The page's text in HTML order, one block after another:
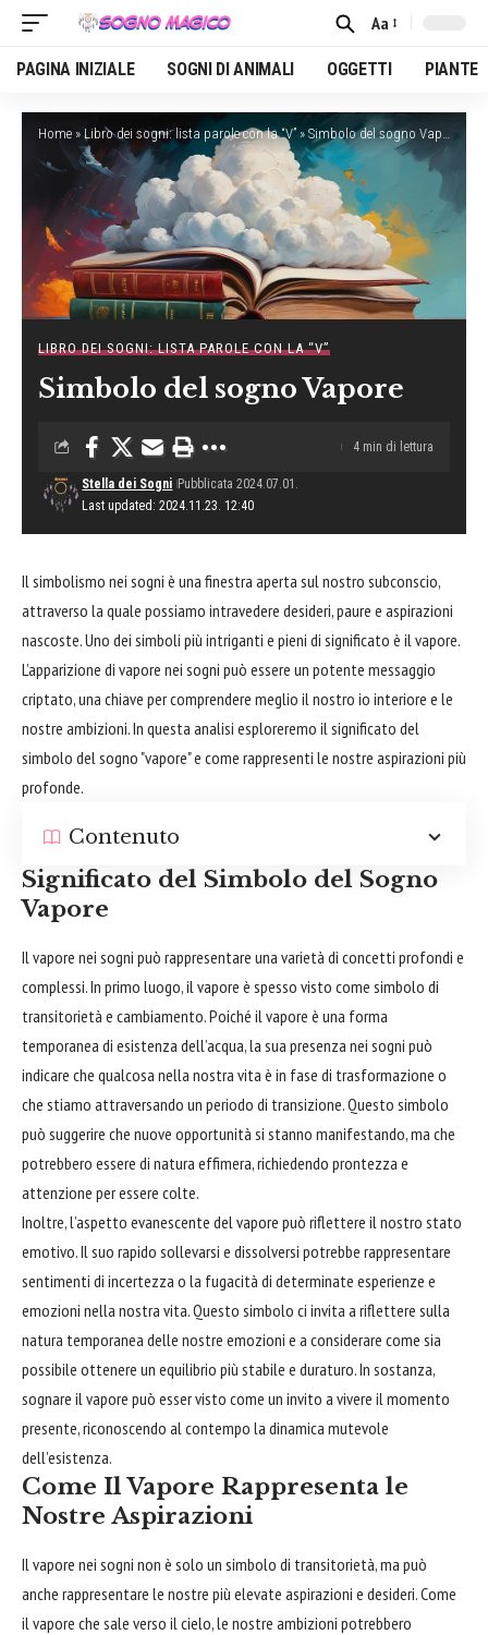
Font
Resizer
Aa
PAGINA INIZIALE SOGNI DI ANIMALI OGGETTI PIANTE
Home » Libro dei sogni: lista parole con la “V”» Simbolo del sogno Vapore
LIBRO DEI SOGNI: LISTA PAROLE CON LA “V”
Simbolo del sogno Vapore
Last updated: 2024.11.23. 12:40
Stella dei Sogni Pubblicata 2024.07.01.
4 min di lettura
Il simbolismo nei sogni è una finestra aperta sul nostro subconscio,
attraverso la quale possiamo intravedere desideri, paure e aspirazioni
nascoste. Uno dei simboli più intriganti e pieni di significato è il vapore.
L’apparizione di vapore nei sogni può essere un potente messaggio
criptato, una chiave per comprendere meglio il nostro io interiore e le
nostre ambizioni. In questa analisi esploreremo il significato del
simbolo del sogno "vapore" e come rappresenti le nostre aspirazioni più
profonde.
Contenuto
Significato del Simbolo del Sogno
Vapore
Il vapore nei sogni può rappresentare una varietà di concetti profondi e
complessi. In primo luogo, il vapore è spesso visto come simbolo di
transitorietà e cambiamento. Poiché il vapore è una forma
temporanea di esistenza dell’acqua, la sua presenza nei sogni può
indicare che qualcosa nella nostra vita è in fase di trasformazione o
che stiamo attraversando un periodo di transizione. Questo simbolo
può suggerire che nuove opportunità si stanno manifestando, ma che
potrebbero essere di natura effimera, richiedendo prontezza e
attenzione per essere colte.
Inoltre, l’aspetto evanescente del vapore può riflettere il nostro stato
emotivo. Il suo rapido sollevarsi e dissolversi potrebbe rappresentare
sentimenti di incertezza o la fugacità di determinate esperienze e
emozioni nella nostra vita. Questo simbolo ci invita a riflettere sulla
natura temporanea delle nostre emozioni e a considerare come sia
possibile ottenere un equilibrio più stabile e duraturo. In sostanza,
sognare il vapore può esser visto come un invito a vivere il momento
presente, riconoscendo al contempo la dinamica mutevole
dell’esistenza.
Come Il Vapore Rappresenta le
Nostre Aspirazioni
Il vapore nei sogni non è solo un simbolo di transitorietà, ma può
anche rappresentare le nostre più elevate aspirazioni e desideri. Come
il vapore che sale verso il cielo, le nostre ambizioni potrebbero